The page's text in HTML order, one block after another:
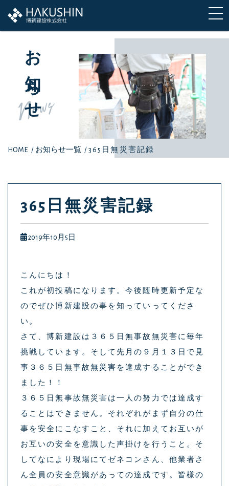
お知らせ
News
HOME / お知らせ一覧 / 365日無災害記録
365日無災害記録
2019年10月5日
こんにちは！
これが初投稿になります。今後随時更新予定な
のでぜひ博新建設の事を知っていってくださ
い。
さて、博新建設は３６５日無事故無災害に毎年
挑戦しています。そして先月の９月１３日で見
事３６５日無事故無災害を達成することができ
ました！！
３６５日無事故無災害は一人の努力では達成す
ることはできません。それぞれがまず自分の仕
事を安全にこなすこと、それに加えてお互いが
お互いの安全を意識した声掛けを行うこと。そ
してなにより現場にてゼネコンさん、他業者さ
ん全員の安全意識があっての達成です。皆様の